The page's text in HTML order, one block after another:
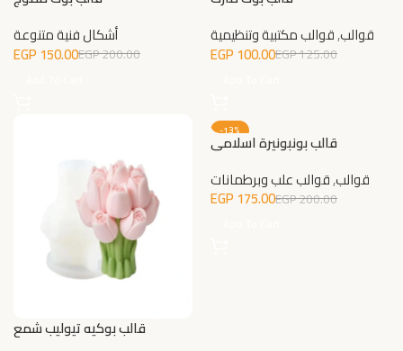
أشكال فنية متنوعة
200.00
EGP
150.00
EGP
قوالب,قوالب مكتبية وتنظيمية
125.00
EGP
100.00
EGP
قالب بوكيه تيوليب شمع
-13%
قالب بونبونيرة اسلامي
قوالب,قوالب علب وبرطمانات
200.00
EGP
175.00
EGP